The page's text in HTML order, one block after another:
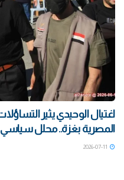
اغتيال الوحيدي يثير
المصرية بغزة.. محلل